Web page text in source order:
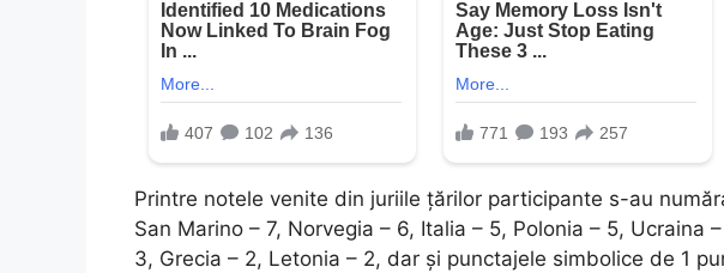
Printre notele venite din juriile țărilor participante s-au
San Marino – 7, Norvegia – 6, Italia – 5, Polonia – 5, Ucraina
3, Grecia – 2, Letonia – 2, dar și punctajele simbolice de 1